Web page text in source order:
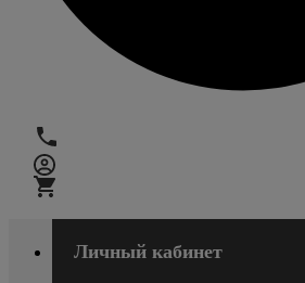
Личный кабинет